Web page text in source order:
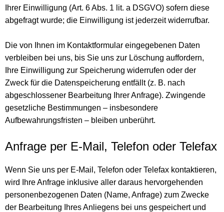
Ihrer Einwilligung (Art. 6 Abs. 1 lit. a DSGVO) sofern diese
abgefragt wurde; die Einwilligung ist jederzeit widerrufbar.
Die von Ihnen im Kontaktformular eingegebenen Daten
verbleiben bei uns, bis Sie uns zur Löschung auffordern,
Ihre Einwilligung zur Speicherung widerrufen oder der
Zweck für die Datenspeicherung entfällt (z. B. nach
abgeschlossener Bearbeitung Ihrer Anfrage). Zwingende
gesetzliche Bestimmungen – insbesondere
Aufbewahrungsfristen – bleiben unberührt.
Anfrage per E-Mail, Telefon oder Telefax
Wenn Sie uns per E-Mail, Telefon oder Telefax kontaktieren,
wird Ihre Anfrage inklusive aller daraus hervorgehenden
personenbezogenen Daten (Name, Anfrage) zum Zwecke
der Bearbeitung Ihres Anliegens bei uns gespeichert und